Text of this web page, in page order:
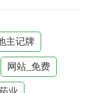
主记牌
网站_免费